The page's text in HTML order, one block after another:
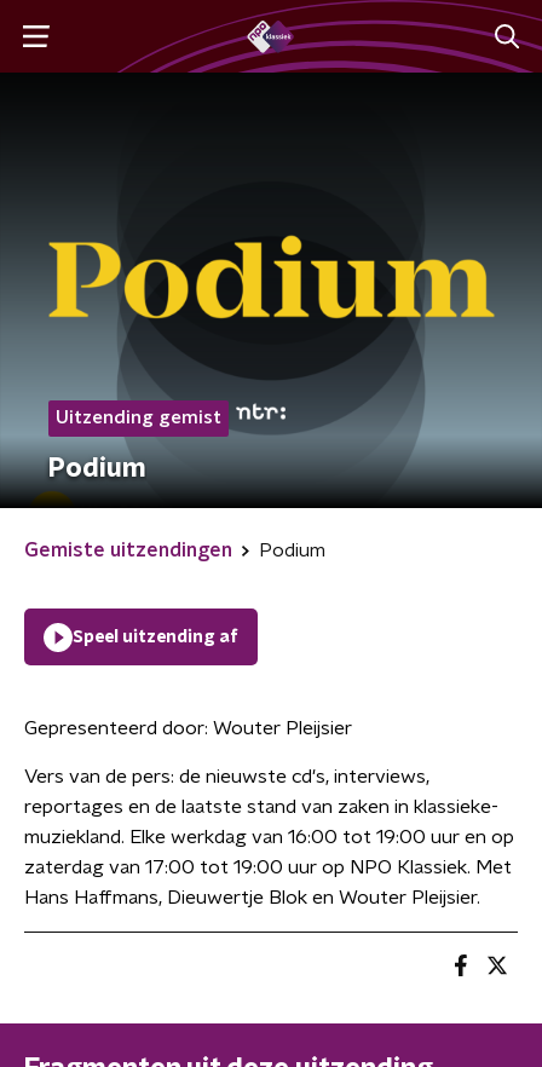
Uitzending gemist
Podium
Gemiste uitzendingen Podium
Speel uitzending af
Gepresenteerd door: Wouter Pleijsier
Vers van de pers: de nieuwste cd's, interviews,
reportages en de laatste stand van zaken in klassieke-
muziekland. Elke werkdag van 16:00 tot 19:00 uur en op
zaterdag van 17:00 tot 19:00 uur op NPO Klassiek. Met
Hans Haffmans, Dieuwertje Blok en Wouter Pleijsier.